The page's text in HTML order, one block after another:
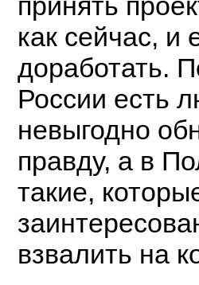
как сейчас, и
доработать.
России есть
невыгодно
правду, а в
такие,
взвалить на